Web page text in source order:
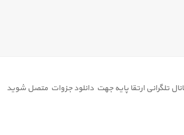
تلگرانی ارتقا پایه جهت دانلود جزوات متصل شوید